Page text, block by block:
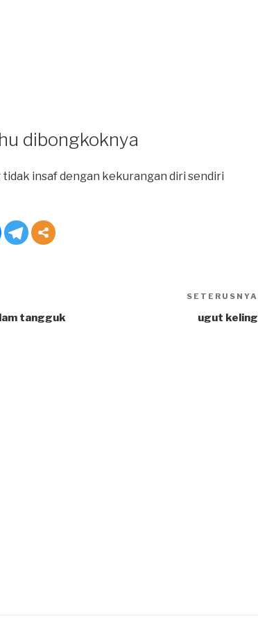
dibongkoknya
tidak insaf dengan kekurangan diri sendiri
tangguk
SETERUSNYA
ugut keling